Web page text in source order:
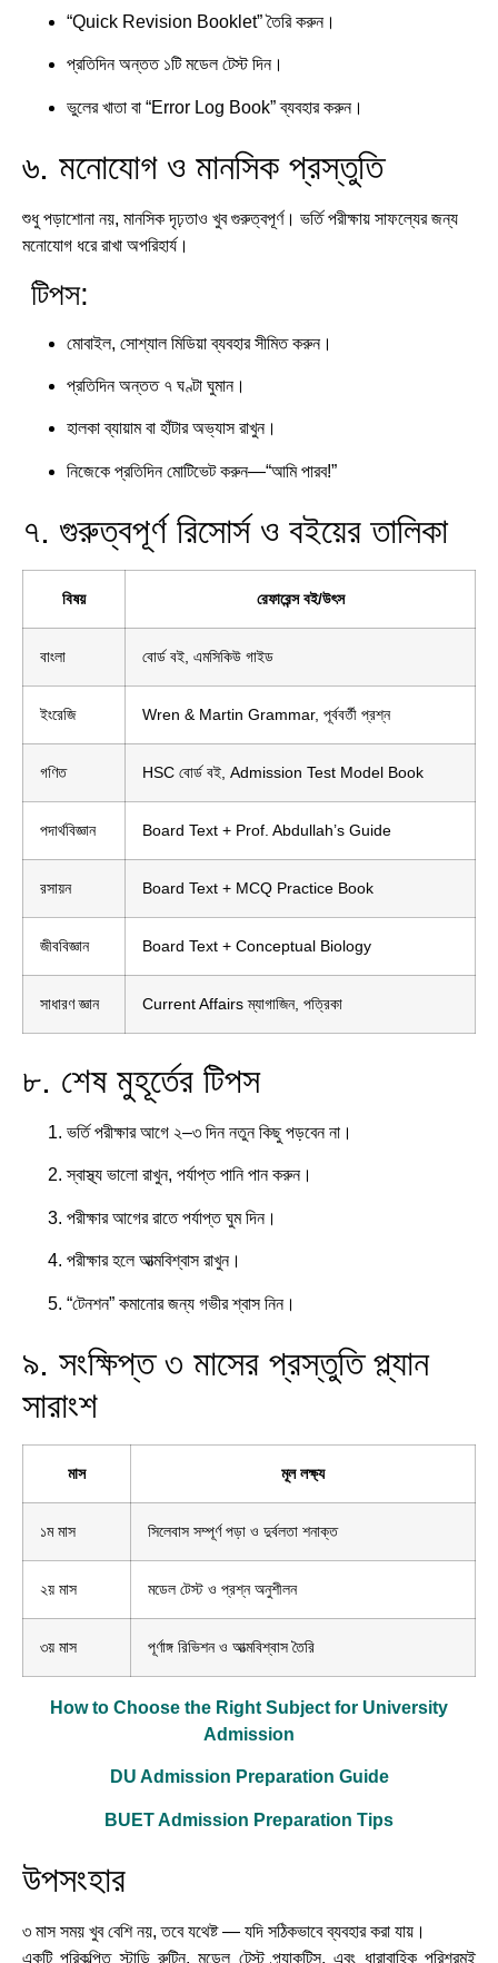
“Quick Revision Booklet” তৈরি করুন।
প্রতিদিন অন্তত ১টি মডেল টেস্ট দিন।
ভুলের খাতা বা “Error Log Book” ব্যবহার করুন।
৬. মনোযোগ ও মানসিক প্রস্তুতি
শুধু পড়াশোনা নয়, মানসিক দৃঢ়তাও খুব গুরুত্বপূর্ণ। ভর্তি পরীক্ষায় সাফল্যের জন্য
মনোযোগ ধরে রাখা অপরিহার্য।
টিপস:
মোবাইল, সোশ্যাল মিডিয়া ব্যবহার সীমিত করুন।
প্রতিদিন অন্তত ৭ ঘণ্টা ঘুমান।
হালকা ব্যায়াম বা হাঁটার অভ্যাস রাখুন।
নিজেকে প্রতিদিন মোটিভেট করুন—“আমি পারব!”
৭. গুরুত্বপূর্ণ রিসোর্স ও বইয়ের তালিকা
বিষয় রেফারেন্স বই/উৎস
বাংলা বোর্ড বই, এমসিকিউ গাইড
ইংরেজি Wren & Martin Grammar, পূর্ববর্তী প্রশ্ন
গণিত HSC বোর্ড বই, Admission Test Model Book
পদার্থবিজ্ঞান Board Text + Prof. Abdullah’s Guide
রসায়ন Board Text + MCQ Practice Book
জীববিজ্ঞান Board Text + Conceptual Biology
সাধারণ জ্ঞান Current Affairs ম্যাগাজিন, পত্রিকা
৮. শেষ মুহূর্তের টিপস
ভর্তি পরীক্ষার আগে ২–৩ দিন নতুন কিছু পড়বেন না।
স্বাস্থ্য ভালো রাখুন, পর্যাপ্ত পানি পান করুন।
পরীক্ষার আগের রাতে পর্যাপ্ত ঘুম দিন।
পরীক্ষার হলে আত্মবিশ্বাস রাখুন।
“টেনশন” কমানোর জন্য গভীর শ্বাস নিন।
৯. সংক্ষিপ্ত ৩ মাসের প্রস্তুতি প্ল্যান
সারাংশ
মাস মূল লক্ষ্য
১ম মাস সিলেবাস সম্পূর্ণ পড়া ও দুর্বলতা শনাক্ত
২য় মাস মডেল টেস্ট ও প্রশ্ন অনুশীলন
৩য় মাস পূর্ণাঙ্গ রিভিশন ও আত্মবিশ্বাস তৈরি
How to Choose the Right Subject for University
Admission
DU Admission Preparation Guide
BUET Admission Preparation Tips
উপসংহার
৩ মাস সময় খুব বেশি নয়, তবে যথেষ্ট — যদি সঠিকভাবে ব্যবহার করা যায়।
একটি পরিকল্পিত স্টাডি রুটিন, মডেল টেস্ট প্র্যাকটিস, এবং ধারাবাহিক পরিশ্রমই